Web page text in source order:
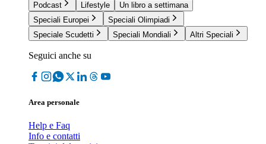
Podcast
Lifestyle
Un libro a settimana
Speciali Europei
Speciali Olimpiadi
Speciale Scudetti
Speciali Mondiali Altri Speciali
Seguici anche su
Area personale
Help e Faq
Info e contatti